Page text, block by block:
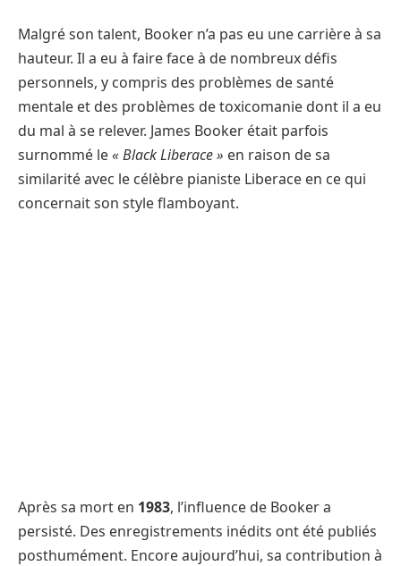
Malgré son talent, Booker n’a pas eu une carrière à sa
hauteur. Il a eu à faire face à de nombreux défis
personnels, y compris des problèmes de santé
mentale et des problèmes de toxicomanie dont il a eu
du mal à se relever. James Booker était parfois
surnommé le« Black Liberace » en raison de sa
similarité avec le célèbre pianiste Liberace en ce qui
concernait son style flamboyant.
Après sa mort en 1983, l’influence de Booker a
persisté. Des enregistrements inédits ont été publiés
posthumément. Encore aujourd’hui, sa contribution à